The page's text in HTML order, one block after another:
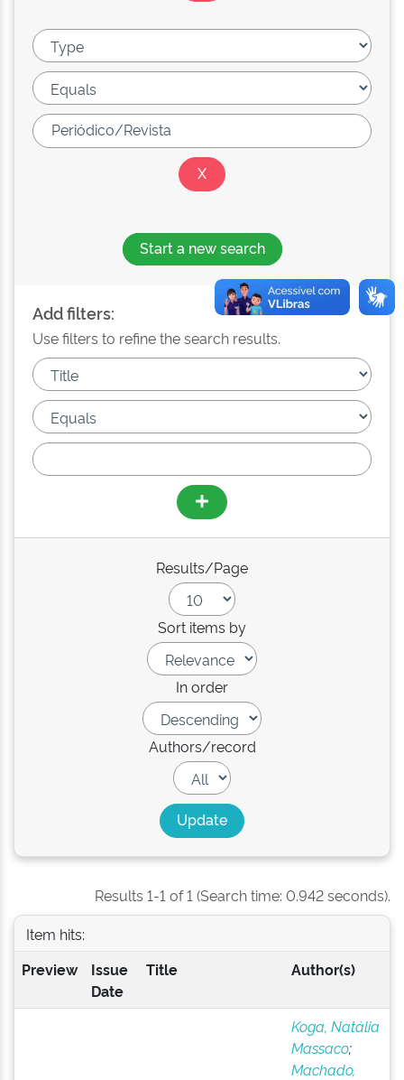
Start a new search
Add filters:
Use filters to refine the search results.
Results/Page
Sort items by
In order
Authors/record
Results 1-1 of 1 (Search time: 0.942 seconds).
Item hits:
Preview
Issue
Date
Title Author(s)
Koga, Natália
Massaco;
Machado,